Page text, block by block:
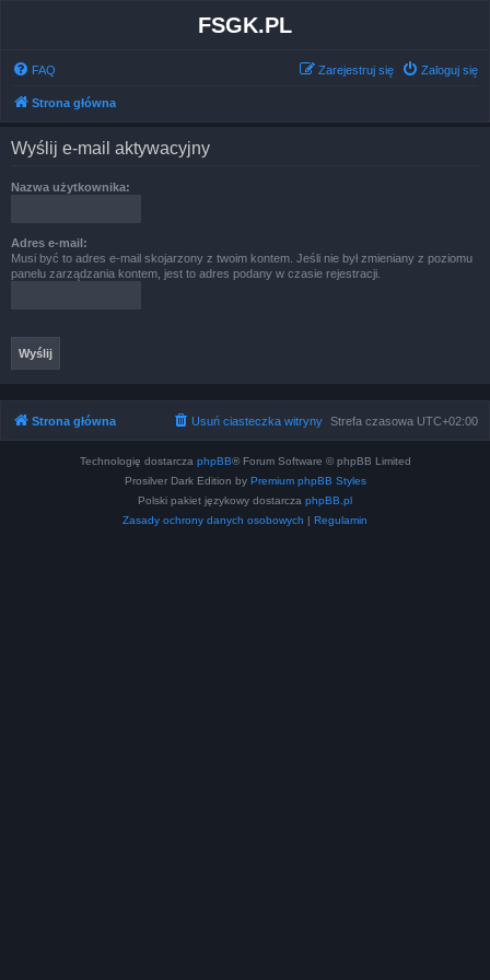
FSGK.PL
FAQ Zaloguj się
Zarejestruj się
Strona główna
Wyślij e-mail aktywacyjny
Nazwa użytkownika:
Adres e-mail:
Musi być to adres e-mail skojarzony z twoim kontem. Jeśli nie był zmieniany z poziomu
panelu zarządzania kontem, jest to adres podany w czasie rejestracji.
Strona główna Strefa czasowa UTC+02:00
Usuń ciasteczka witryny
Technologię dostarcza phpBB® Forum Software © phpBB Limited
Prosilver Dark Edition by Premium phpBB Styles
Polski pakiet językowy dostarcza phpBB.pl
Zasady ochrony danych osobowych | Regulamin